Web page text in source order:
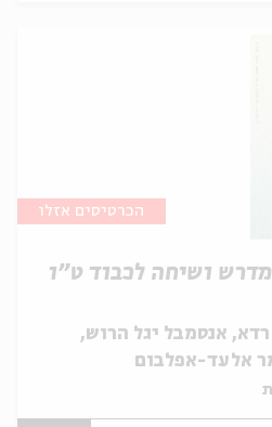
הכרטיסים אזלו
ושיחה לכבוד ט״ו
אנסמבל יגל הרוש,
אלעד-אפלבום